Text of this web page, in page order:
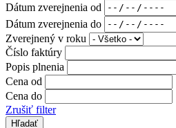
Dátum zverejnenia od
Dátum zverejnenia do
Zverejnený v roku
Číslo faktúry
Popis plnenia
Cena od
Cena do
Zrušiť filter